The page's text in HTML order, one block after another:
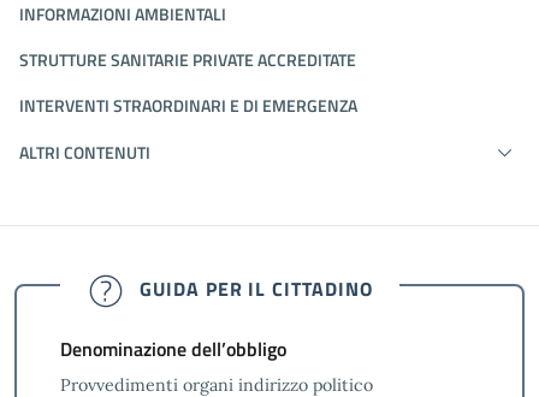
INFORMAZIONI AMBIENTALI
STRUTTURE SANITARIE PRIVATE ACCREDITATE
INTERVENTI STRAORDINARI E DI EMERGENZA
ALTRI CONTENUTI
GUIDA PER IL CITTADINO
Denominazione dell’obbligo
Provvedimenti organi indirizzo politico